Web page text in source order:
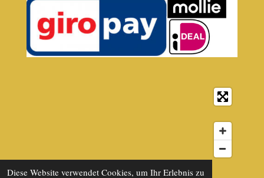
Diese Website verwendet Cookies, um Ihr Erlebnis zu
© 2021 - 2026 Kaffeebillig B2B Kaffeepartner